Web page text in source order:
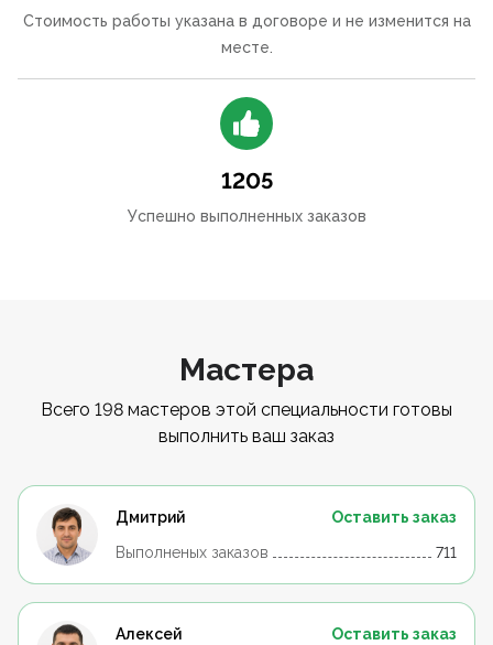
Стоимость работы указана в договоре и не изменится на
месте.
1205
Успешно выполненных заказов
Мастера
Всего 198 мастеров этой специальности готовы
выполнить ваш заказ
Дмитрий
Оставить заказ
Выполненых заказов
711
Алексей
Оставить заказ